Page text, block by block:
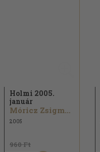
Holmi 2005.
január
Móricz Zsigmond...
2005
960 Ft